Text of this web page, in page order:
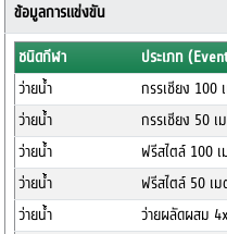
ข้อมูลการแข่งขัน
ชนิดกีฬา
ประเภท
ว่ายน้ำ
กรรเชียง
ว่ายน้ำ
กรรเชียง 50
ว่ายน้ำ
ฟรีสไตล์ 100
ว่ายน้ำ
ฟรีสไตล์ 50 เ
ว่ายน้ำ
ว่ายผลัดผสม